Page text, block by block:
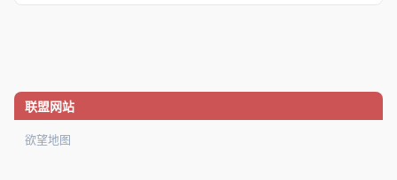
联盟网站
欲望地图